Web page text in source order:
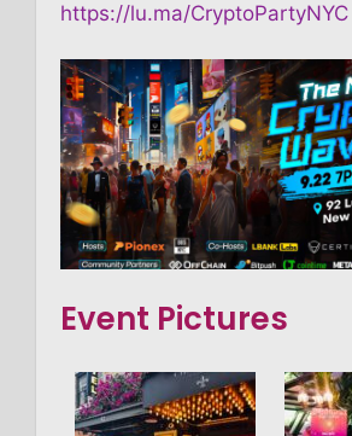
https://lu.ma/CryptoPartyNYC
Event Pictures